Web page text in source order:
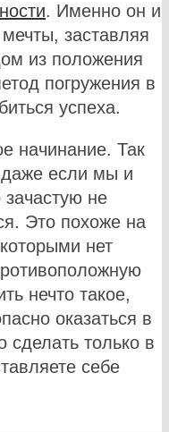
. Именно он и
заставляя
из положения
погружения в
успеха.
начинание. Так
даже если мы и
не
Это похоже на
нет
нечто такое,
оказаться в
только в
себе